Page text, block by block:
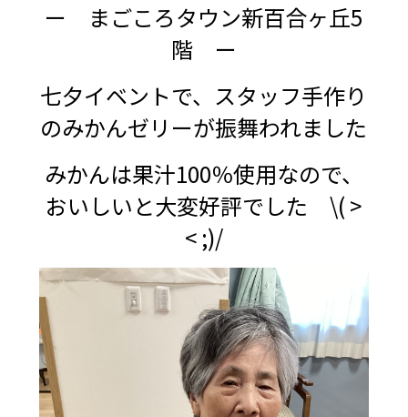
ー まごころタウン新百合ヶ丘5
階 ー
七夕イベントで、スタッフ手作り
のみかんゼリーが振舞われました
みかんは果汁100％使用なので、
おいしいと大変好評でした \( >
< ;)/